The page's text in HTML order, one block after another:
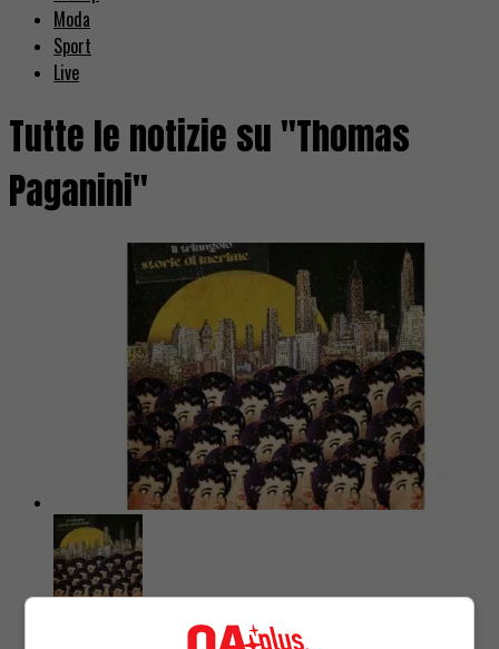
Moda
Sport
Live
Tutte le notizie su "Thomas
Paganini"